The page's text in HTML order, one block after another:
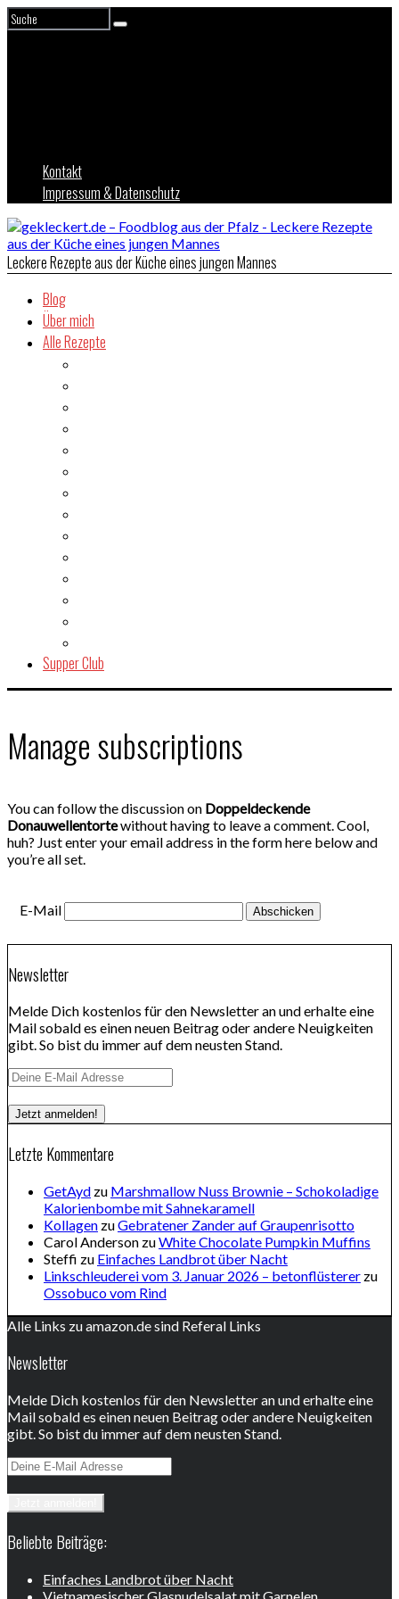
Kontakt
Impressum & Datenschutz
Leckere Rezepte aus der Küche eines jungen Mannes
Blog
Über mich
Alle Rezepte
Supper Club
Manage subscriptions
You can follow the discussion on Doppeldeckende
Donauwellentortewithout having to leave a comment. Cool,
huh? Just enter your email address in the form here below and
you’re all set.
E-Mail
Newsletter
Melde Dich kostenlos für den Newsletter an und erhalte eine
Mail sobald es einen neuen Beitrag oder andere Neuigkeiten
gibt. So bist du immer auf dem neusten Stand.
Letzte Kommentare
GetAyd zu Marshmallow Nuss Brownie – Schokoladige
Kalorienbombe mit Sahnekaramell
Kollagen zuGebratener Zander auf Graupenrisotto
Carol Anderson zuWhite Chocolate Pumpkin Muffins
Steffi zu Einfaches Landbrot über Nacht
Linkschleuderei vom 3. Januar 2026 – betonflüsterer zu
Ossobuco vom Rind
Alle Links zu amazon.de sind Referal Links
Newsletter
Melde Dich kostenlos für den Newsletter an und erhalte eine
Mail sobald es einen neuen Beitrag oder andere Neuigkeiten
gibt. So bist du immer auf dem neusten Stand.
Beliebte Beiträge:
Einfaches Landbrot über Nacht
Vietnamesischer Glasnudelsalat mit Garnelen